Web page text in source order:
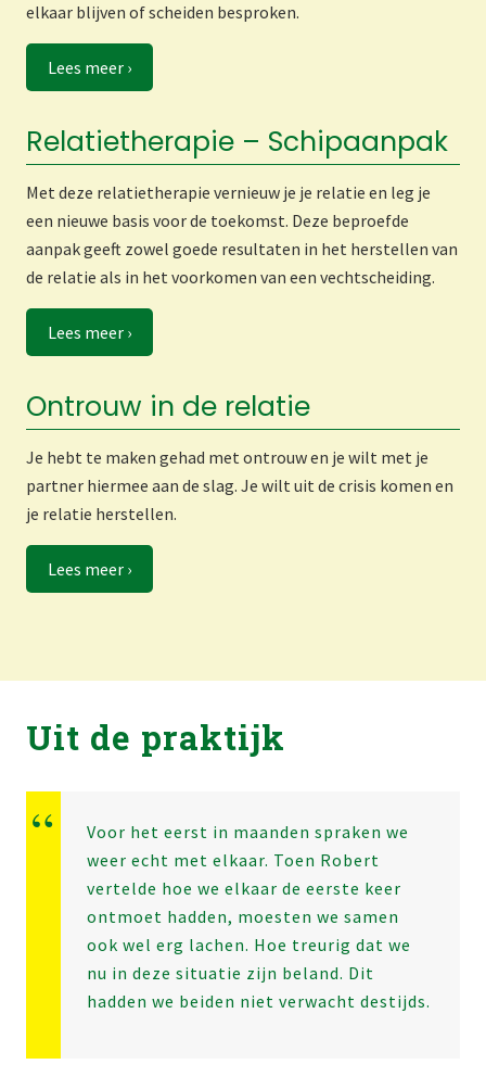
elkaar blijven of scheiden besproken.
Lees meer ›
Relatietherapie – Schipaanpak
Met deze relatietherapie vernieuw je je relatie en leg je
een nieuwe basis voor de toekomst. Deze beproefde
aanpak geeft zowel goede resultaten in het herstellen van
de relatie als in het voorkomen van een vechtscheiding.
Lees meer ›
Ontrouw in de relatie
Je hebt te maken gehad met ontrouw en je wilt met je
partner hiermee aan de slag. Je wilt uit de crisis komen en
je relatie herstellen.
Lees meer ›
Uit de praktijk
Voor het eerst in maanden spraken we
weer echt met elkaar. Toen Robert
vertelde hoe we elkaar de eerste keer
ontmoet hadden, moesten we samen
ook wel erg lachen. Hoe treurig dat we
nu in deze situatie zijn beland. Dit
hadden we beiden niet verwacht destijds.